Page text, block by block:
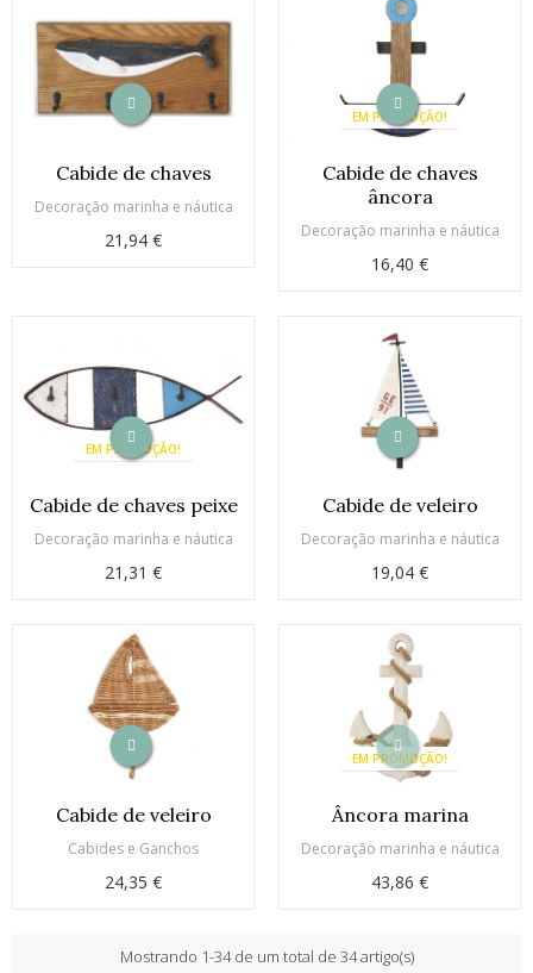
Cabide de chaves
Decoração marinha e náutica
21,94 €
EM PROMOÇÃO!
Cabide de chaves
âncora
Decoração marinha e náutica
16,40 €
EM PROMOÇÃO!
Cabide de chaves peixe
Decoração marinha e náutica
21,31 €
Cabide de veleiro
Decoração marinha e náutica
19,04 €
Cabide de veleiro
Cabides e Ganchos
24,35 €
EM PROMOÇÃO!
Âncora marina
Decoração marinha e náutica
43,86 €
Mostrando 1-34 de um total de 34 artigo(s)